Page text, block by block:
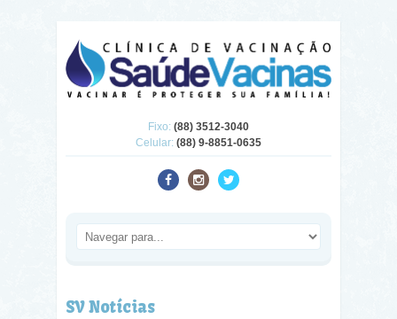
Fixo: (88) 3512-3040
Celular: (88) 9-8851-0635
SV Notícias